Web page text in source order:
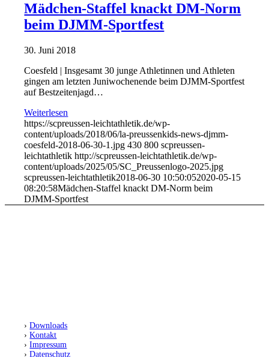
Mädchen-Staffel knackt DM-Norm
beim DJMM-Sportfest
30. Juni 2018
Coesfeld | Insgesamt 30 junge Athletinnen und Athleten
gingen am letzten Juniwochenende beim DJMM-Sportfest
auf Bestzeitenjagd…
Weiterlesen
https://scpreussen-leichtathletik.de/wp-
content/uploads/2018/06/la-preussenkids-news-djmm-
coesfeld-2018-06-30-1.jpg 430 800 scpreussen-
leichtathletik http://scpreussen-leichtathletik.de/wp-
content/uploads/2025/05/SC_Preussenlogo-2025.jpg
scpreussen-leichtathletik2018-06-30 10:50:052020-05-15
08:20:58Mädchen-Staffel knackt DM-Norm beim
DJMM-Sportfest
›Downloads
›Kontakt
›Impressum
›Datenschutz